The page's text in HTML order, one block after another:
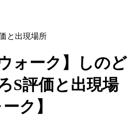
と出現場所
ォーク】しのど
S評価と出現場
ク】